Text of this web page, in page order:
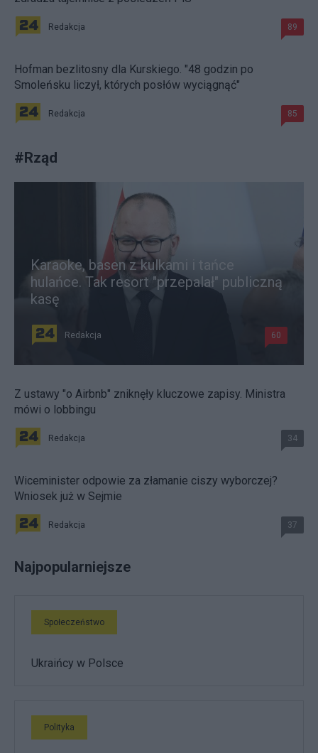
Redakcja 89
Hofman bezlitosny dla Kurskiego. "48 godzin po
Smoleńsku liczył, których posłów wyciągnąć"
Redakcja 85
#Rząd
Karaoke, basen z kulkami i tańce
hulańce. Tak resort "przepalał" publiczną
kasę
Redakcja 60
Z ustawy "o Airbnb" zniknęły kluczowe zapisy. Ministra
mówi o lobbingu
Redakcja 34
Wiceminister odpowie za złamanie ciszy wyborczej?
Wniosek już w Sejmie
Redakcja 37
Najpopularniejsze
Społeczeństwo
Ukraińcy w Polsce
Polityka